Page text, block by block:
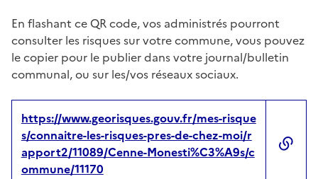
En flashant ce QR code, vos administrés pourront
consulter les risques sur votre commune, vous pouvez
le copier pour le publier dans votre journal/bulletin
communal, ou sur les/vos réseaux sociaux.
https://www.georisques.gouv.fr/mes-risque
s/connaitre-les-risques-pres-de-chez-moi/r
apport2/11089/Cenne-Monesti%C3%A9s/c
ommune/11170